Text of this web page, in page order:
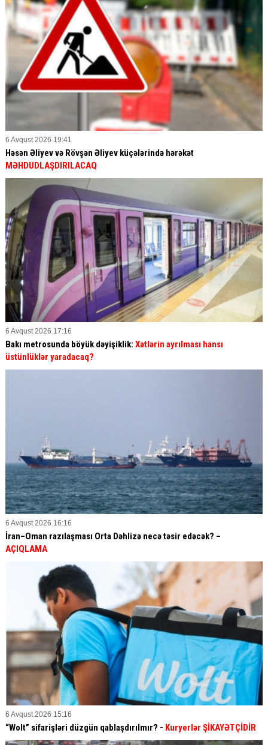
6 Avqust 2026 19:41
Həsən Əliyev və Rövşən Əliyev küçələrində hərəkət
MƏHDUDLAŞDIRILACAQ
6 Avqust 2026 17:16
Bakı metrosunda böyük dəyişiklik: Xətlərin ayrılması hansı
üstünlüklər yaradacaq?
6 Avqust 2026 16:16
İran–Oman razılaşması Orta Dəhlizə necə təsir edəcək? –
AÇIQLAMA
6 Avqust 2026 15:16
“Wolt” sifarişləri düzgün qablaşdırılmır? - Kuryerlər ŞİKAYƏTÇİDİR